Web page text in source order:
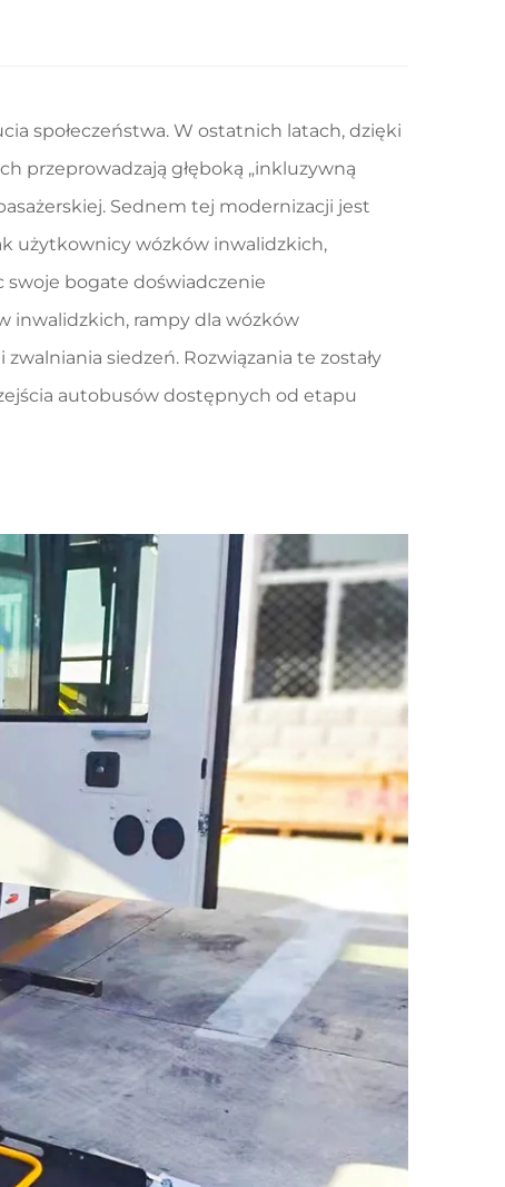
społeczeństwa. W ostatnich latach, dzięki
przeprowadzają głęboką „inkluzywną
Sednem tej modernizacji jest
użytkownicy wózków inwalidzkich,
swoje bogate doświadczenie
inwalidzkich, rampy dla wózków
siedzeń. Rozwiązania te zostały
autobusów dostępnych od etapu